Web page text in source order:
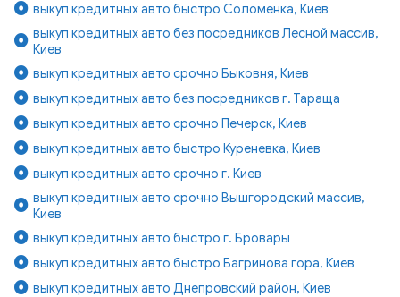
выкуп кредитных авто быстро Соломенка, Киев
выкуп кредитных авто без посредников Лесной массив,
Киев
выкуп кредитных авто срочно Быковня, Киев
выкуп кредитных авто без посредников г. Тараща
выкуп кредитных авто срочно Печерск, Киев
выкуп кредитных авто быстро Куреневка, Киев
выкуп кредитных авто срочно г. Киев
выкуп кредитных авто срочно Вышгородский массив,
Киев
выкуп кредитных авто быстро г. Бровары
выкуп кредитных авто быстро Багринова гора, Киев
выкуп кредитных авто Днепровский район, Киев